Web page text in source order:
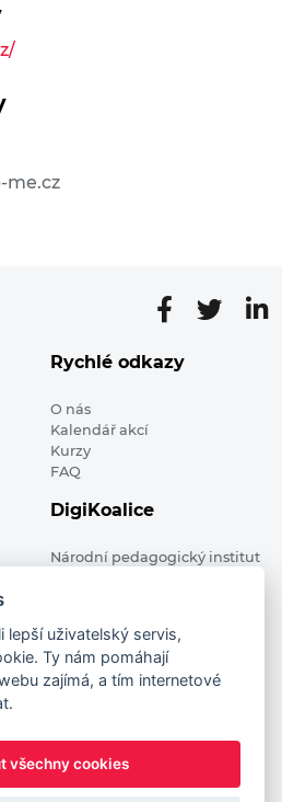
me.cz
Rychlé odkazy
O nás
Kalendář akcí
Kurzy
FAQ
DigiKoalice
Národní pedagogický institut
All rights reserved
administrace
funding from the European
Networks Executive Agency (now
uživatelský servis,
Ty nám pomáhají
zajímá, a tím internetové
všechny cookies